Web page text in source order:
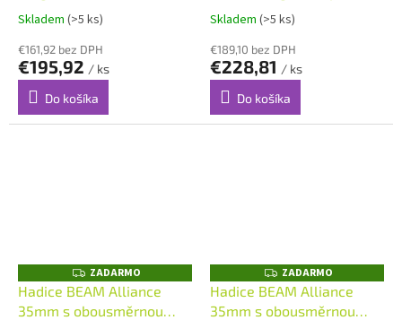
M
Skladem (>5 ks)
€161,92 bez DPH
€195,92 / ks
Do košíka
R
M
9,0 m
Skladem (>5 ks)
€189,10 bez DPH
€228,81 / ks
Do košíka
Z
A
D
A
ZADARMO
Hadice BEAM Alliance
35mm s obousměrnou
Z
A
D
A
ZADARMO
Hadice BEAM Alliance
35mm s obousměrnou